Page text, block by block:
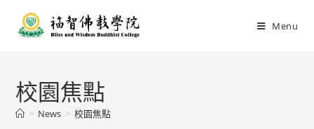
Menu
校園焦點
> News > 校園焦點